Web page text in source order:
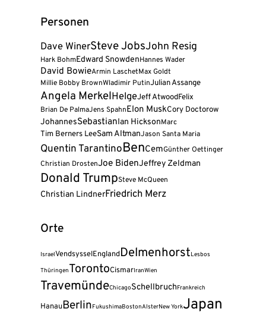
Personen
Dave WinerSteve JobsJohn Resig
Hark BohmEdward SnowdenHannes Wader
David BowieArmin LaschetMax Goldt
Millie Bobby BrownWladimir PutinJulian Assange
Angela MerkelHelgeJeff AtwoodFelix
Brian De PalmaJens SpahnElon MuskCory Doctorow
JohannesSebastianIan HicksonMarc
Tim Berners LeeSam AltmanJason Santa Maria
Quentin TarantinoBenCemGünther Oettinger
Christian DrostenJoe BidenJeffrey Zeldman
Donald TrumpSteve McQueen
Christian LindnerFriedrich Merz
Orte
IsraelVendsysselEnglandDelmenhorstLesbos
ThüringenTorontoCismarIranWien
TravemündeChicagoSchellbruchFrankreich
HanauBerlinFukushimaBostonAlsterNew YorkJapan